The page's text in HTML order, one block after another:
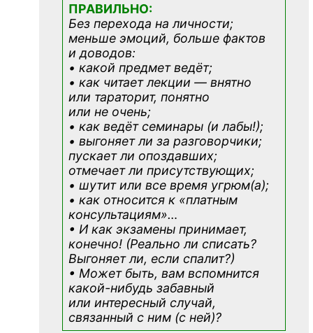
ПРАВИЛЬНО:
Без перехода на личности;
меньше эмоций, больше фактов
и доводов:
• какой предмет ведёт;
• как читает лекции — внятно
или тараторит, понятно
или не очень;
• как ведёт семинары (и лабы!);
• выгоняет ли за разговорчики;
пускает ли опоздавших;
отмечает ли присутствующих;
• шутит или все время угрюм(а);
• как относится к «платным
консультациям»…
• И как экзамены принимает,
конечно! (Реально ли списать?
Выгоняет ли, если спалит?)
• Может быть, вам вспомнится
какой-нибудь забавный
или интересный случай,
связанный с ним (с ней)?